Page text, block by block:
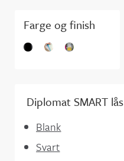
Farge og finish
Diplomat SMART lås
Blank
Svart